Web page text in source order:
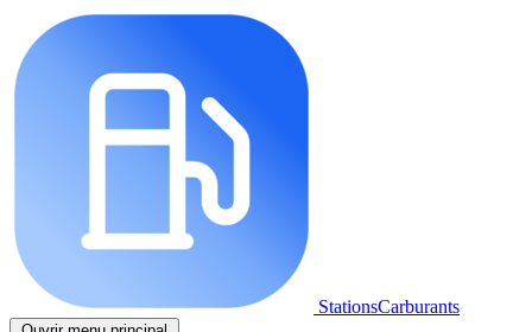
StationsCarburants